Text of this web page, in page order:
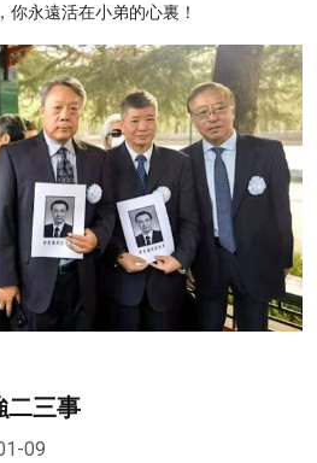
永遠活在小弟的心裏！
二三事
09